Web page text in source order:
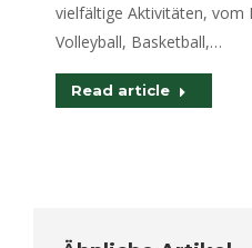
vielfältige Aktivitäten, vom
Volleyball, Basketball,…
Read article